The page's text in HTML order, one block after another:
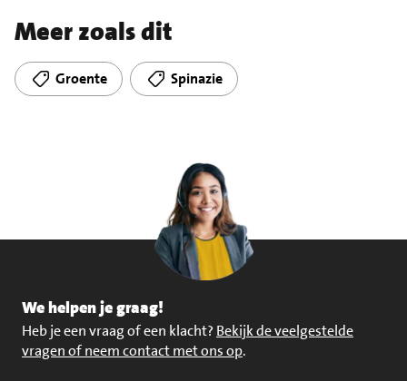
Meer zoals dit
Groente Spinazie
We helpen je graag!
Heb je een vraag of een klacht? Bekijk de veelgestelde
vragen of neem contact met ons op.